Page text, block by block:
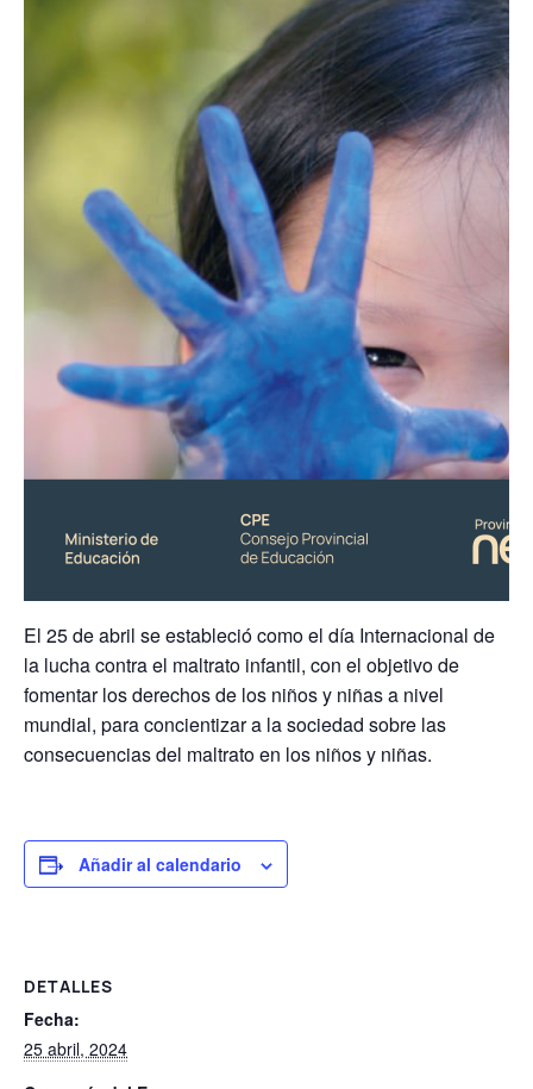
El 25 de abril se estableció como el día Internacional de
la lucha contra el maltrato infantil, con el objetivo de
fomentar los derechos de los niños y niñas a nivel
mundial, para concientizar a la sociedad sobre las
consecuencias del maltrato en los niños y niñas.
Añadir al calendario
DETALLES
Fecha:
25 abril, 2024